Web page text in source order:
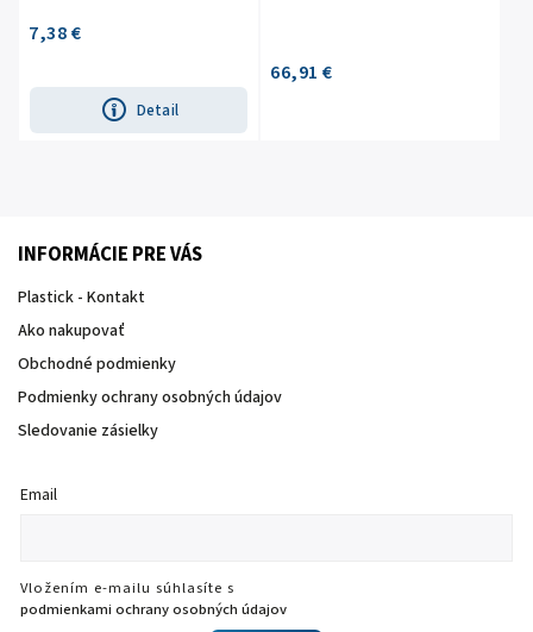
7,38 €
Detail
66,91 €
INFORMÁCIE PRE VÁS
Plastick - Kontakt
Ako nakupovať
Obchodné podmienky
Podmienky ochrany osobných údajov
Sledovanie zásielky
Email
Vložením e-mailu súhlasíte s
podmienkami ochrany osobných údajov